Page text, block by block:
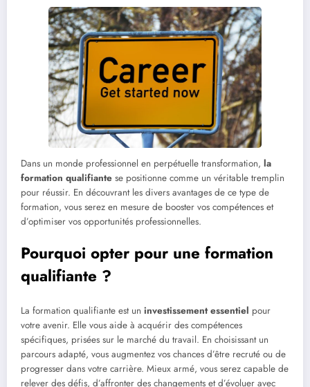
Dans un monde professionnel en perpétuelle transformation, la
formation qualifiante se positionne comme un véritable tremplin
pour réussir. En découvrant les divers avantages de ce type de
formation, vous serez en mesure de booster vos compétences et
d’optimiser vos opportunités professionnelles.
Pourquoi opter pour une formation
qualifiante ?
La formation qualifiante est un investissement essentiel pour
votre avenir. Elle vous aide à acquérir des compétences
spécifiques, prisées sur le marché du travail. En choisissant un
parcours adapté, vous augmentez vos chances d’être recruté ou de
progresser dans votre carrière. Mieux armé, vous serez capable de
relever des défis, d’affronter des changements et d’évoluer avec